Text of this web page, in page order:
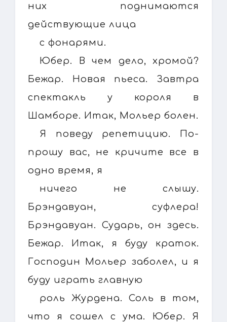
них поднимаются
действующие лица
с фонарями.
Юбер. В чем дело, хромой?
Бежар. Новая пьеса. Завтра
спектакль у короля в
Шамборе. Итак, Мольер болен.
Я поведу репетицию. По-
прошу вас, не кричите все в
одно время, я
ничего не слышу.
Брэндавуан, суфлера!
Брэндавуан. Сударь, он здесь.
Бежар. Итак, я буду краток.
Господин Мольер заболел, и я
буду играть главную
роль Журдена. Соль в том,
что я сошел с ума. Юбер. Я